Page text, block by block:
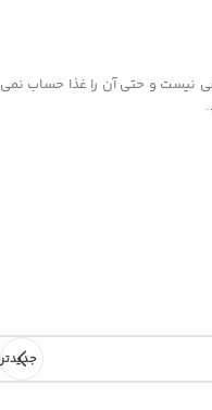
نیست و حتی آن را غذا حساب نمی
جدیدتر